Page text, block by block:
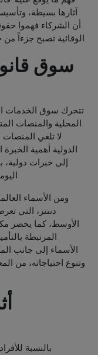
آثارها بسيطة،
أن الشركاء فهموا
الوقائية تصبح جزءاً من
سوق
تتحرك سوق الخدمات
المحلية والمنصات
لا تلغي المنصات
الدولية أهمية
إلى خبرات دولية،
ومن الأسماء
دنتنز، التي
الأوسط، كما يحضر
المرتبطة
الأسماء إلى جانب
وتنوع احتياجاته، من
بالنسبة